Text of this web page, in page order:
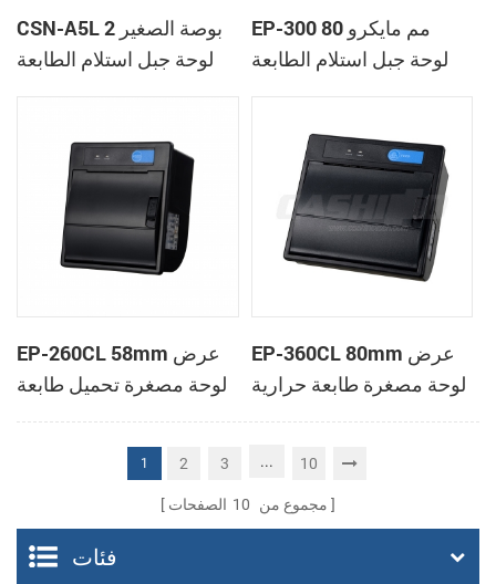
CSN-A5L 2 بوصة الصغير
لوحة جبل استلام الطابعة
EP-300 80 مم مايكرو
لوحة جبل استلام الطابعة
EP-260CL 58mm عرض
لوحة مصغرة تحميل طابعة
حرارية مع لصناعة
السيارات في القاطع
EP-360CL 80mm عرض
لوحة مصغرة طابعة حرارية
مع لصناعة السيارات في
1 2 3 ... 10
مجموع من 10 الصفحات
فئات